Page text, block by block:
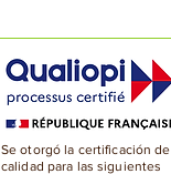
Se otorgó la certificación de
calidad para las siguientes